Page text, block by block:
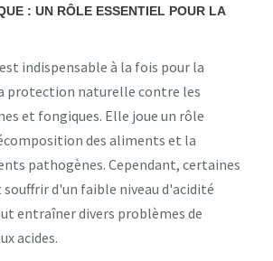
: UN RÔLE ESSENTIEL POUR LA
indispensable à la fois pour la
protection naturelle contre les
et fongiques. Elle joue un rôle
des aliments et la
pathogènes. Cependant, certaines
souffrir d'un faible niveau d'acidité
entraîner divers problèmes de
acides.